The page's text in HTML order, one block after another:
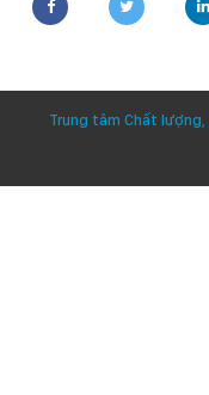
Trung tâm Chất